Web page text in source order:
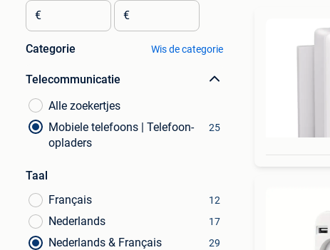
€ €
Categorie Wis de categorie
Telecommunicatie
Alle zoekertjes
Mobiele telefoons | Telefoon-
opladers
25
Taal
Français
12
Nederlands 17
Nederlands & Français 29